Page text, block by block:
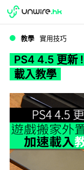
WWDC 2026
教學 實用技巧
PS4 4.5 更新
載入教學